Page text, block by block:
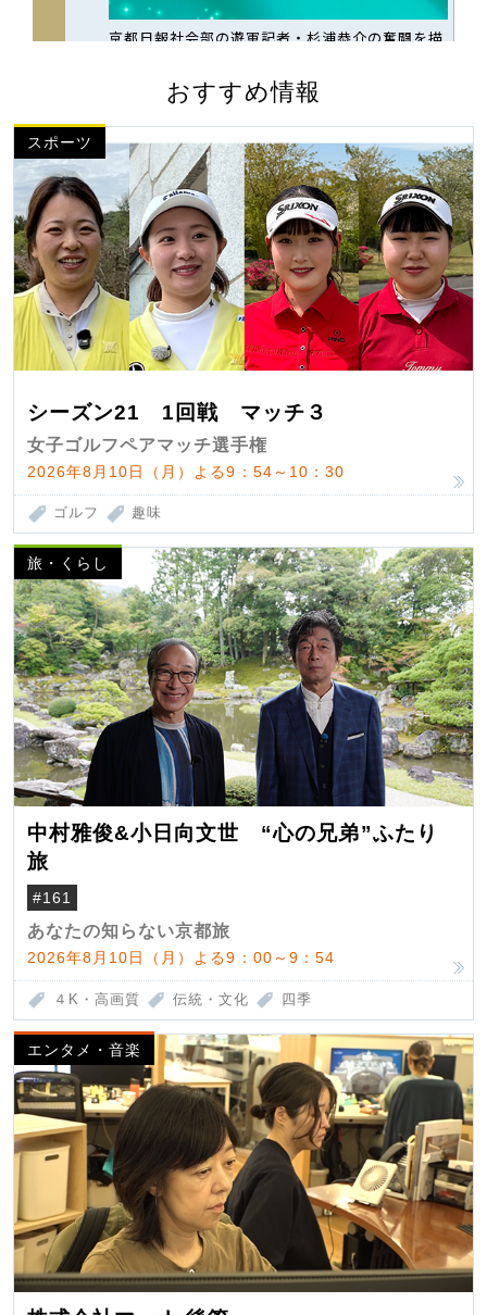
おすすめ情報
スポーツ
シーズン21 1回戦 マッチ３
女子ゴルフペアマッチ選手権
2026年8月10日（月）よる9：54～10：30
ゴルフ 趣味
旅・くらし
中村雅俊&小日向文世 “心の兄弟”ふたり
旅
#161
あなたの知らない京都旅
2026年8月10日（月）よる9：00～9：54
４K・高画質 伝統・文化 四季
エンタメ・音楽